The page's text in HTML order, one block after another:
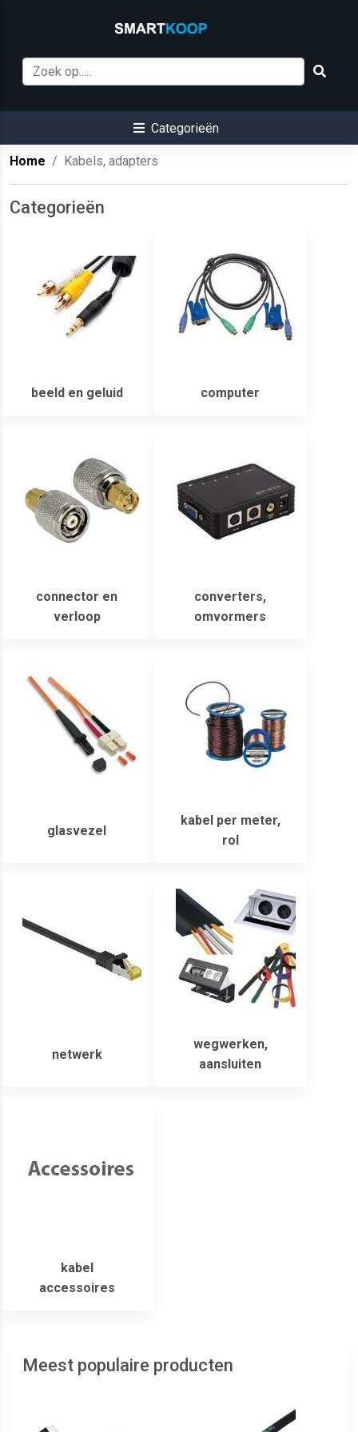
Categorieën
Home Kabels, adapters
Categorieën
beeld en geluid computer
connector en
verloop
converters,
omvormers
glasvezel
kabel per meter,
rol
netwerk
wegwerken,
aansluiten
kabel
accessoires
Meest populaire producten